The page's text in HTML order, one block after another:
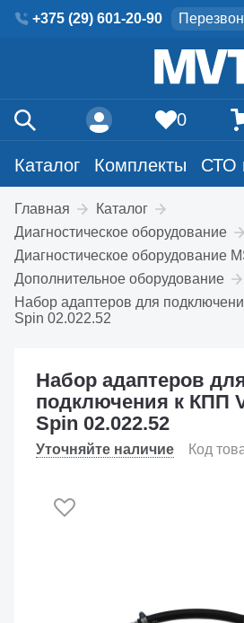
+375 (29) 601-20-90
Каталог Комплекты СТО
0
Главная
Каталог
Диагностическое оборудование
Диагностическое оборудование
Дополнительное оборудование
Набор адаптеров для
Spin 02.022.52
Набор адаптеров
подключения к КПП
Spin 02.022.52
Уточняйте наличие Код